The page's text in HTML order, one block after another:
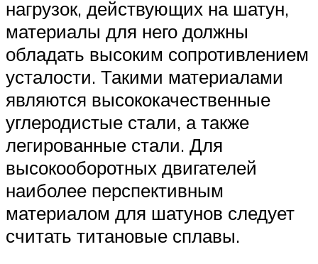
нагрузок, действующих на шатун,
материалы для него должны
обладать высоким сопротивлением
усталости. Такими материалами
являются высококачественные
углеродистые стали, а также
легированные стали. Для
высокооборотных двигателей
наиболее перспективным
материалом для шатунов следует
считать титановые сплавы.